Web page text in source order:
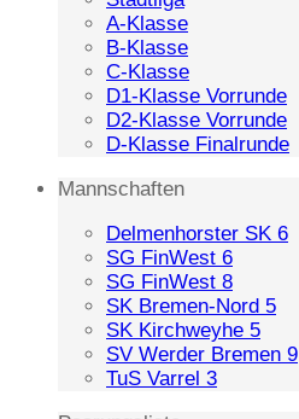
A-Klasse
B-Klasse
C-Klasse
D1-Klasse Vorrunde
D2-Klasse Vorrunde
D-Klasse Finalrunde
Mannschaften
Delmenhorster SK 6
SG FinWest 6
SG FinWest 8
SK Bremen-Nord 5
SK Kirchweyhe 5
SV Werder Bremen 9
TuS Varrel 3